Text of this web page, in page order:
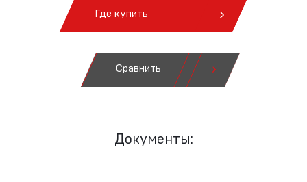
Где купить
Сравнить
Документы: